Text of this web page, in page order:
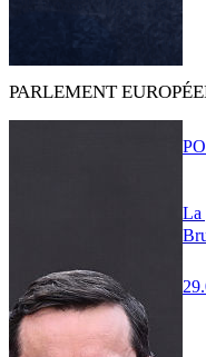
PARLEMENT
La